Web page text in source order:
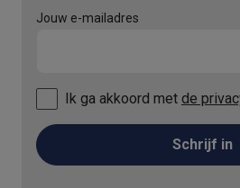
Jouw e-mailadres
Ik ga akkoord met de
Schrijf in